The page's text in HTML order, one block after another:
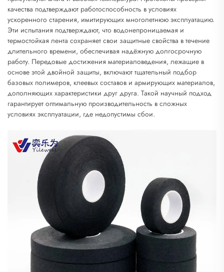
качества подтверждают работоспособность в условиях
ускоренного старения, имитирующих многолетнюю эксплуатацию.
Эти испытания подтверждают, что водонепроницаемая и
термостойкая лента сохраняет свои защитные свойства в течение
длительного времени, обеспечивая надёжную долгосрочную
работу. Передовые достижения материаловедения, лежащие в
основе этой двойной защиты, включают тщательный подбор
базовых полимеров, клеевых составов и армирующих материалов,
дополняющих характеристики друг друга. Такой научный подход
гарантирует оптимальную производительность в сложных
условиях эксплуатации, где недопустимы сбои.